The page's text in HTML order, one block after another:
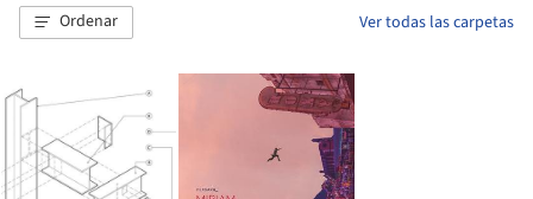
Ordenar Ver todas las carpetas